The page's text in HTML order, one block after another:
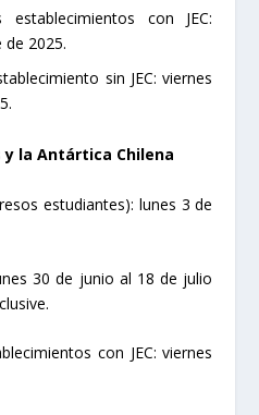
con JEC:
de 2025.
sin JEC: viernes
la Antártica Chilena
estudiantes): lunes 3 de
30 de junio al 18 de julio
con JEC: viernes